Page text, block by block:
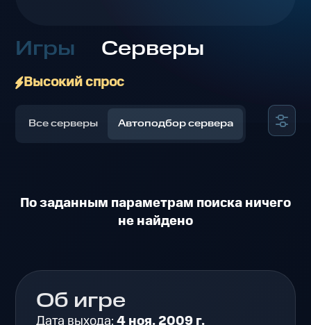
Игры Серверы
Высокий спрос
Все серверы Автоподбор сервера
По заданным параметрам поиска ничего
не найдено
Об игре
Дата выхода:4 ноя. 2009 г.